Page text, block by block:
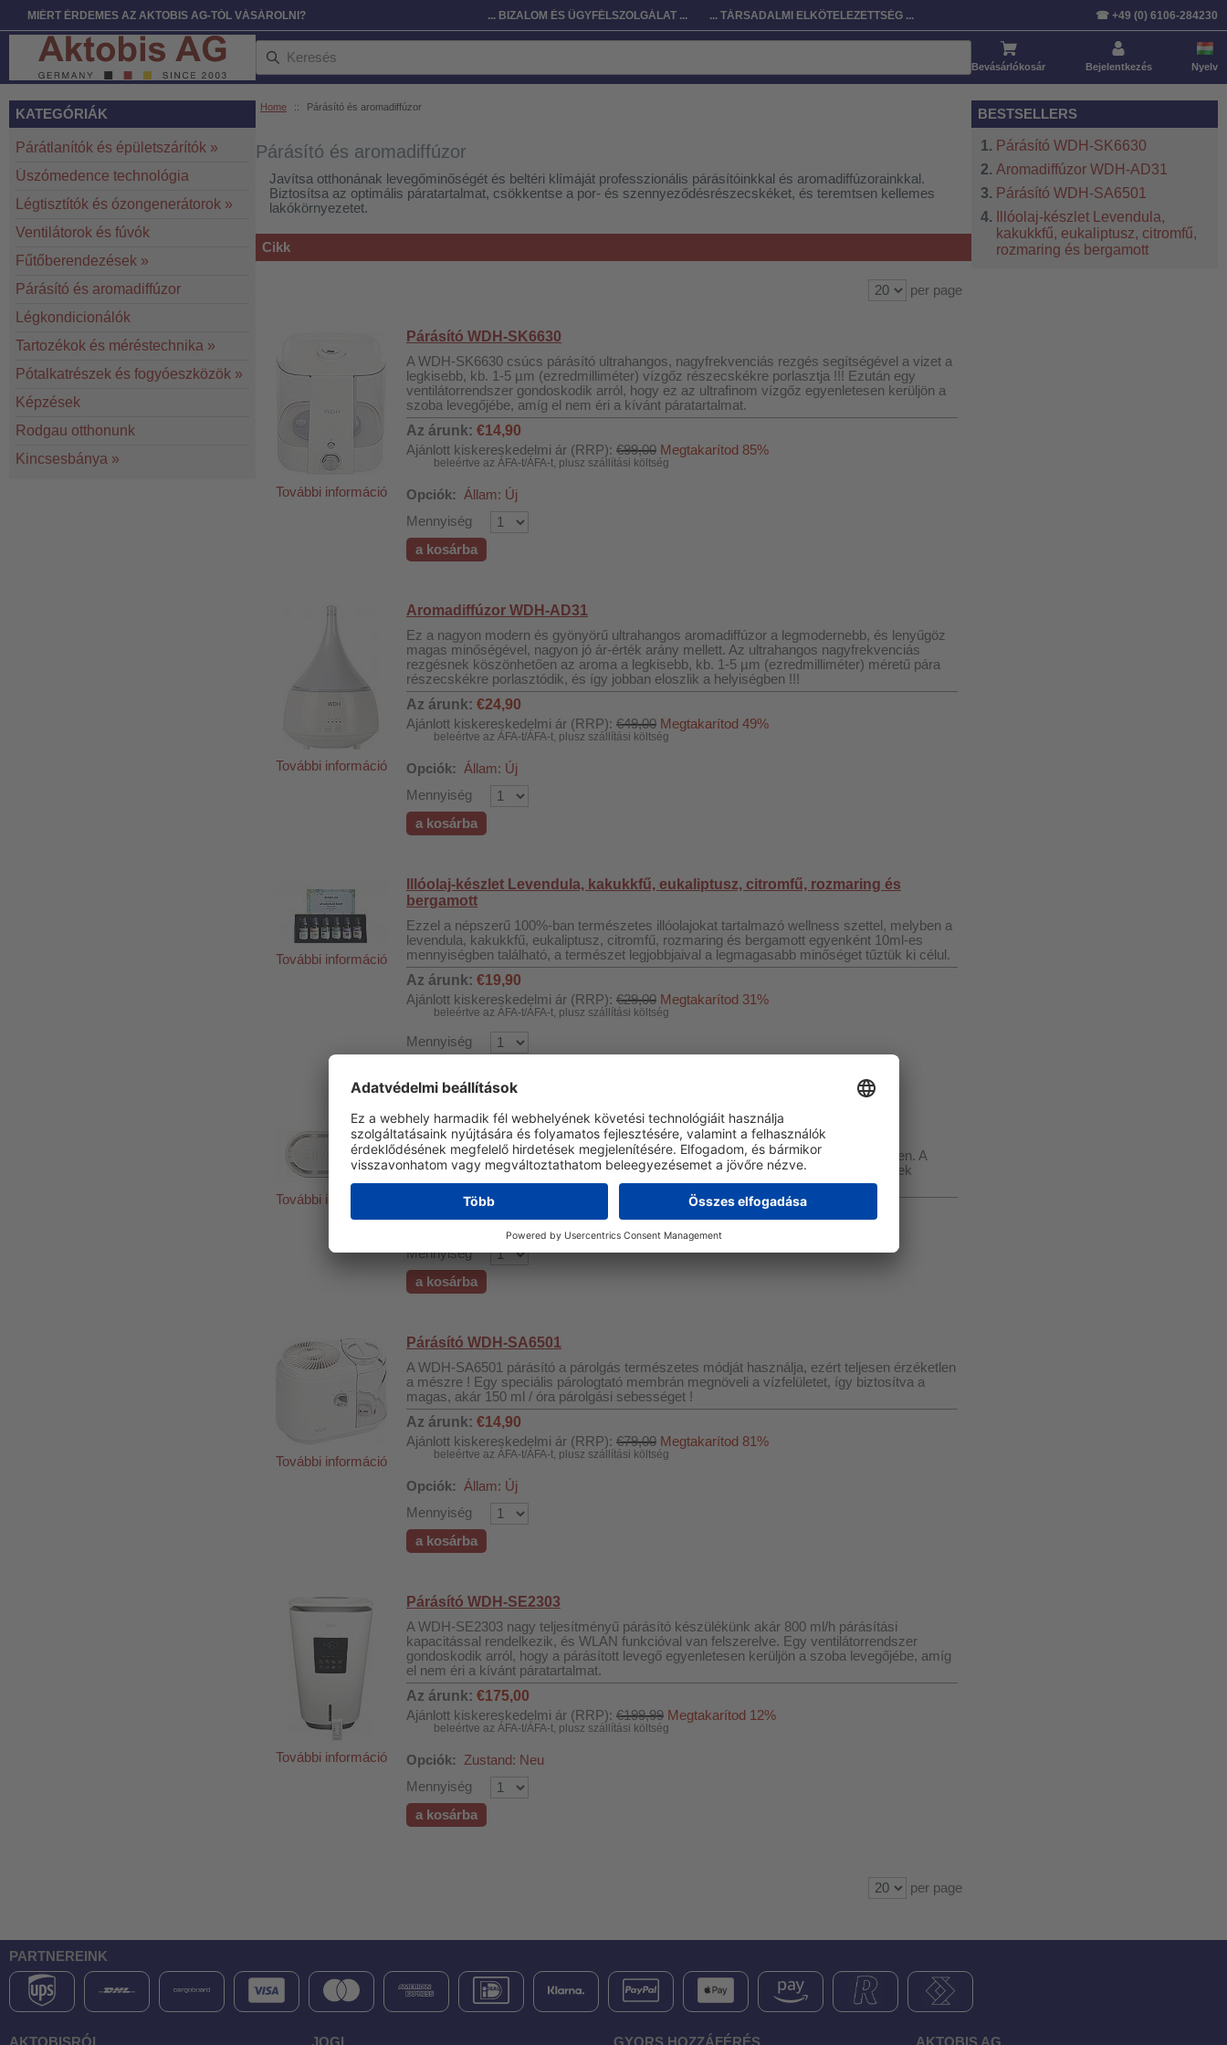
MIÉRT ÉRDEMES AZ AKTOBIS AG-TÓL VÁSÁROLNI? ... BIZALOM ÉS ÜGYFÉLSZOLGÁLAT ... ... TÁRSADALMI ELKÖTELEZETTSÉG ... ☎ +49 (0) 6106-284230
Bevásárlókosár Bejelentkezés Nyelv
Home :: Párásító és aromadiffúzor
Párásító és aromadiffúzor
Javítsa otthonának levegőminőségét és beltéri klímáját professzionális párásítóinkkal és aromadiffúzorainkkal.
Biztosítsa az optimális páratartalmat, csökkentse a por- és szennyeződésrészecskéket, és teremtsen kellemes
lakókörnyezetet.
Cikk
Szabványosított
per page
További információ
Párásító WDH-SK6630
A WDH-SK6630 csúcs párásító ultrahangos, nagyfrekvenciás rezgés segítségével a vizet a
legkisebb, kb. 1-5 µm (ezredmilliméter) vízgőz részecskékre porlasztja !!! Ezután egy
ventilátorrendszer gondoskodik arról, hogy ez az ultrafinom vízgőz egyenletesen kerüljön a
szoba levegőjébe, amíg el nem éri a kívánt páratartalmat.
Az árunk: €14,90
Ajánlott kiskereskedelmi ár (RRP): €99,00 Megtakarítod 85%
beleértve az ÁFA-t/ÁFA-t, plusz szállítási költség
Opciók: Állam: Új
Mennyiség
a kosárba
További információ
Aromadiffúzor WDH-AD31
Ez a nagyon modern és gyönyörű ultrahangos aromadiffúzor a legmodernebb, és lenyűgöz
magas minőségével, nagyon jó ár-érték arány mellett. Az ultrahangos nagyfrekvenciás
rezgésnek köszönhetően az aroma a legkisebb, kb. 1-5 µm (ezredmilliméter) méretű pára
részecskékre porlasztódik, és így jobban eloszlik a helyiségben !!!
Az árunk: €24,90
Ajánlott kiskereskedelmi ár (RRP): €49,00 Megtakarítod 49%
beleértve az ÁFA-t/ÁFA-t, plusz szállítási költség
Opciók: Állam: Új
Mennyiség
a kosárba
További információ
Illóolaj-készlet Levendula, kakukkfű, eukaliptusz, citromfű, rozmaring és
bergamott
Ezzel a népszerű 100%-ban természetes illóolajokat tartalmazó wellness szettel, melyben a
levendula, kakukkfű, eukaliptusz, citromfű, rozmaring és bergamott egyenként 10ml-es
mennyiségben található, a természet legjobbjaival a legmagasabb minőséget tűztük ki célul.
Az árunk: €19,90
Ajánlott kiskereskedelmi ár (RRP): €29,00 Megtakarítod 31%
beleértve az ÁFA-t/ÁFA-t, plusz szállítási költség
Mennyiség
További információ
Ezüst ion elem (Silver Cube) párásító készülékekhez
Kiváló minőségű ezüstion-elemünk higiénikusan tiszta levegőt biztosít a lakóterekben. A
vízzel való egyszerű érintkezés révén folyamatosan ezüstionokat bocsát ki, amelyek
hatékonyan küzdenek a baktériumok, gombák és vírusok ellen.
Az árunk: €6,80
Mennyiség
a kosárba
További információ
Párásító WDH-SA6501
A WDH-SA6501 párásító a párolgás természetes módját használja, ezért teljesen érzéketlen
a mészre ! Egy speciális párologtató membrán megnöveli a vízfelületet, így biztosítva a
magas, akár 150 ml / óra párolgási sebességet !
Az árunk: €14,90
Ajánlott kiskereskedelmi ár (RRP): €79,00 Megtakarítod 81%
beleértve az ÁFA-t/ÁFA-t, plusz szállítási költség
Opciók: Állam: Új
Mennyiség
a kosárba
További információ
Párásító WDH-SE2303
A WDH-SE2303 nagy teljesítményű párásító készülékünk akár 800 ml/h párásítási
kapacitással rendelkezik, és WLAN funkcióval van felszerelve. Egy ventilátorrendszer
gondoskodik arról, hogy a párásított levegő egyenletesen kerüljön a szoba levegőjébe, amíg
el nem éri a kívánt páratartalmat.
Az árunk: €175,00
Ajánlott kiskereskedelmi ár (RRP): €199,99 Megtakarítod 12%
beleértve az ÁFA-t/ÁFA-t, plusz szállítási költség
Opciók:
Zustand: Neu
Mennyiség
a kosárba
per page
KATEGÓRIÁK
Párátlanítók és épületszárítók »
Úszómedence technológia
Légtisztítók és ózongenerátorok »
Ventilátorok és fúvók
Fűtőberendezések »
Párásító és aromadiffúzor
Légkondicionálók
Tartozékok és méréstechnika »
Pótalkatrészek és fogyóeszközök »
Képzések
Rodgau otthonunk
Kincsesbánya »
BESTSELLERS
Párásító WDH-SK6630
Aromadiffúzor WDH-AD31
Párásító WDH-SA6501
Illóolaj-készlet Levendula,
kakukkfű, eukaliptusz, citromfű,
rozmaring és bergamott
PARTNEREINK